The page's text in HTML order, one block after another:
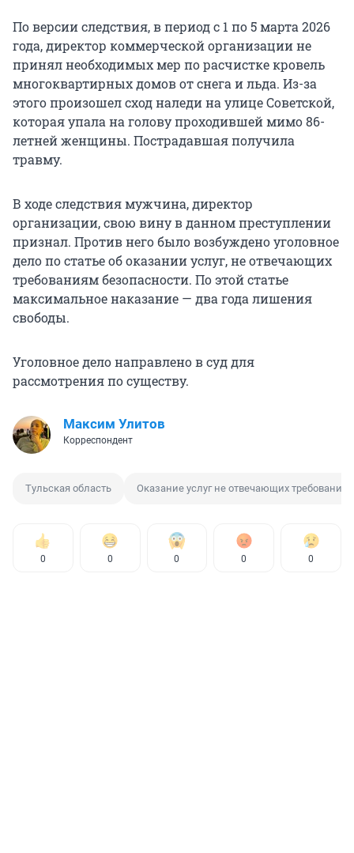
По версии следствия, в период с 1 по 5 марта 2026
года, директор коммерческой организации не
принял необходимых мер по расчистке кровель
многоквартирных домов от снега и льда. Из-за
этого произошел сход наледи на улице Советской,
которая упала на голову проходившей мимо 86-
летней женщины. Пострадавшая получила
травму.
В ходе следствия мужчина, директор
организации, свою вину в данном преступлении
признал. Против него было возбуждено уголовное
дело по статье об оказании услуг, не отвечающих
требованиям безопасности. По этой статье
максимальное наказание — два года лишения
свободы.
Уголовное дело направлено в суд для
рассмотрения по существу.
Максим Улитов
Корреспондент
Тульская область Оказание услуг не отвечающих
0 0 0 0 0